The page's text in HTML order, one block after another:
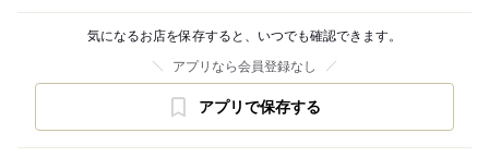
気になるお店を保存すると、いつでも確認できます。
アプリなら会員登録なし
アプリで保存する